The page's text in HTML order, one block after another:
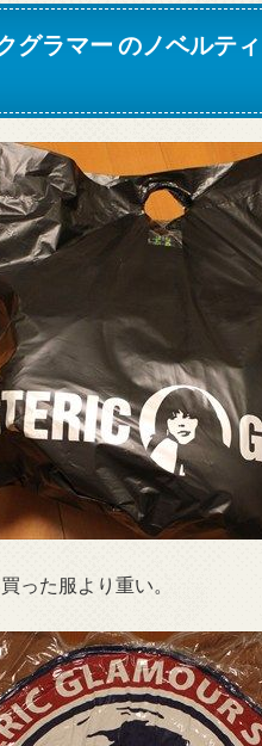
グラマー のノベルテ
った服より重い。